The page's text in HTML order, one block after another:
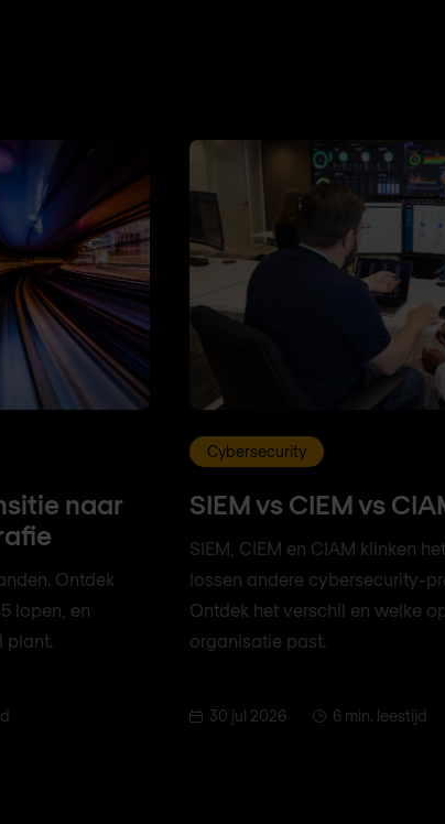
naar
Ontdek
lopen, en
plant.
Cybersecurity
SIEM vs CIEM vs
SIEM, CIEM en CIAM klinken
lossen andere cybersecurity-
Ontdek het verschil en welke
organisatie past.
30 jul 2026 6 min. leestijd